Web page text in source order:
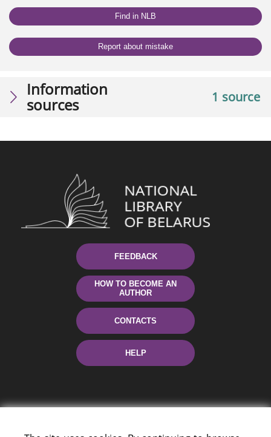
Find in NLB
Report about mistake
1 source
Information
sources
FEEDBACK
HOW TO BECOME AN
AUTHOR
CONTACTS
HELP